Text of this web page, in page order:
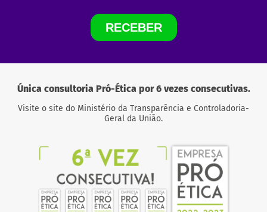
Única consultoria Pró-Ética por 6 vezes consecutivas.
Visite o site do Ministério da Transparência e Controladoria-
Geral da União.